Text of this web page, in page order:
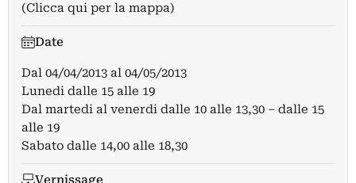
(Clicca qui per la mappa)
Date
Dal 04/04/2013 al 04/05/2013
Lunedi dalle 15 alle 19
Dal martedi al venerdi dalle 10 alle 13,30 – dalle 15
alle 19
Sabato dalle 14,00 alle 18,30
Vernissage